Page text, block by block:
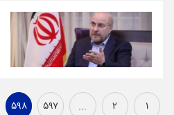
۱ ۲ ... ۵۹۷ ۵۹۸